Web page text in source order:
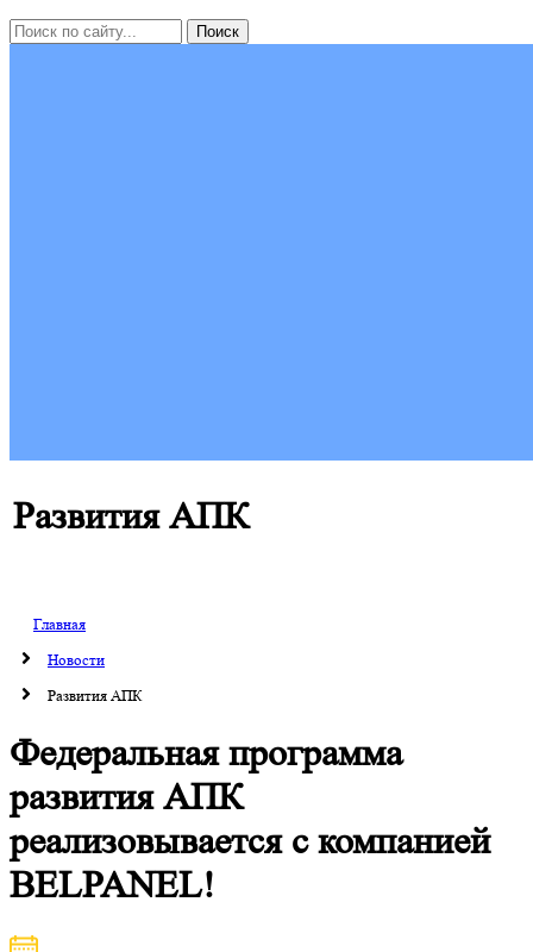
Развития АПК
Главная
Новости
Развития АПК
Федеральная программа
развития АПК
реализовывается с компанией
BELPANEL!